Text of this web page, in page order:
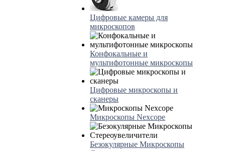
Цифровые камеры для
микроскопов
Конфокальные и
мультифотонные микроскопы
Цифровые микроскопы и
сканеры
Микроскопы Nexcope
Безокулярные Микроскопы